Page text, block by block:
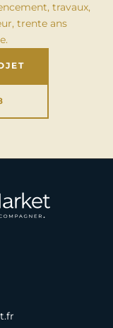
travaux,
trente ans